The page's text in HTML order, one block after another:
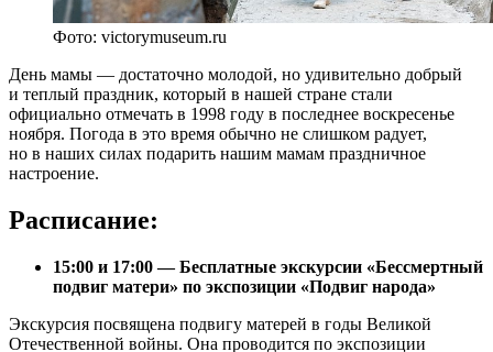
Фото: victorymuseum.ru
День мамы — достаточно молодой, но удивительно добрый
и теплый праздник, который в нашей стране стали
официально отмечать в 1998 году в последнее воскресенье
ноября. Погода в это время обычно не слишком радует,
но в наших силах подарить нашим мамам праздничное
настроение.
Расписание:
15:00 и 17:00 — Бесплатные экскурсии «Бессмертный
подвиг матери» по экспозиции «Подвиг народа»
Экскурсия посвящена подвигу матерей в годы Великой
Отечественной войны. Она проводится по экспозиции